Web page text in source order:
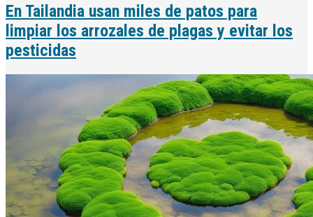
En Tailandia usan miles de patos para
limpiar los arrozales de plagas y evitar los
pesticidas